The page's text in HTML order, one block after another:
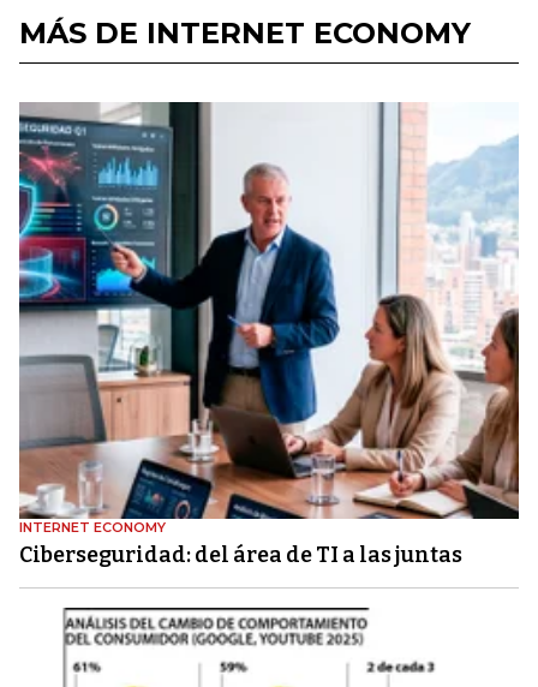
MÁS DE INTERNET ECONOMY
INTERNET ECONOMY
Ciberseguridad: del área de TI a las juntas